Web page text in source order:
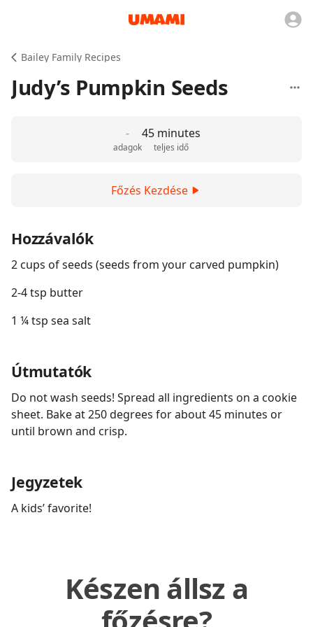
Bailey Family Recipes
Judy’s Pumpkin Seeds
-
adagok
45 minutes
teljes idő
Főzés Kezdése
Hozzávalók
2 cups of seeds (seeds from your carved pumpkin)
2-4 tsp butter
1 ¼ tsp sea salt
Útmutatók
Do not wash seeds! Spread all ingredients on a cookie
sheet. Bake at 250 degrees for about 45 minutes or
until brown and crisp.
Jegyzetek
A kids’ favorite!
Készen állsz a